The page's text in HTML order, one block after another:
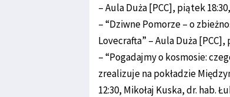
– Aula Duża [PCC], piątek
– “Dziwne Pomorze – o
Lovecrafta” – Aula Duża
– “Pogadajmy o kosmosie:
zrealizuje na pokładzie
12:30, Mikołaj Kuska, dr. hab.